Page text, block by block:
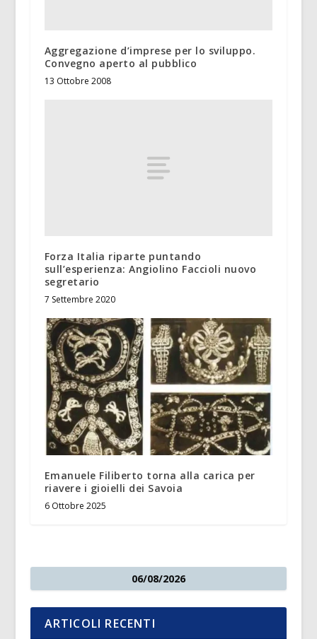
Aggregazione d’imprese per lo sviluppo.
Convegno aperto al pubblico
13 Ottobre 2008
Forza Italia riparte puntando
sull’esperienza: Angiolino Faccioli nuovo
segretario
7 Settembre 2020
Emanuele Filiberto torna alla carica per
riavere i gioielli dei Savoia
6 Ottobre 2025
06/08/2026
ARTICOLI RECENTI